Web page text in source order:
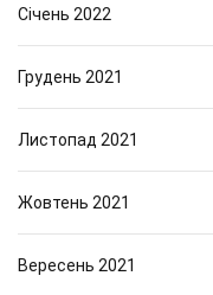
Січень 2022
Грудень 2021
Листопад 2021
Жовтень 2021
Вересень 2021